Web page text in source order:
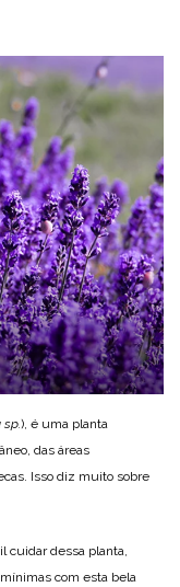
), é uma planta
das áreas
Isso diz muito sobre
cuidar dessa planta,
com esta bela